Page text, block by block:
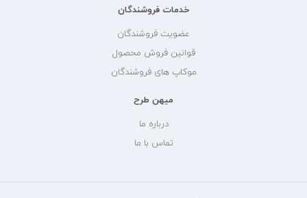
خدمات فروشندگان
عضویت فروشندگان
قوانین فروش محصول
موکاپ های فروشندگان
میهن طرح
درباره ما
تماس با ما